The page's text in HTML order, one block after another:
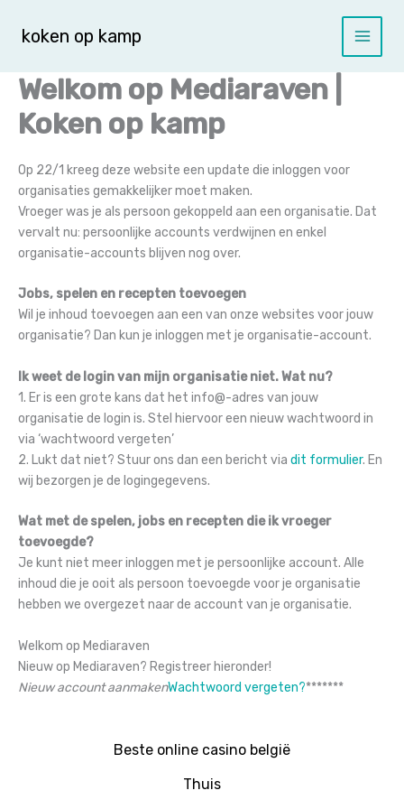
naar
inhoud
koken op kamp
Welkom op Mediaraven |
Koken op kamp
Op 22/1 kreeg deze website een update die inloggen voor
organisaties gemakkelijker moet maken.
Vroeger was je als persoon gekoppeld aan een organisatie. Dat
vervalt nu: persoonlijke accounts verdwijnen en enkel
organisatie-accounts blijven nog over.
Jobs, spelen en recepten toevoegen
Wil je inhoud toevoegen aan een van onze websites voor jouw
organisatie? Dan kun je inloggen met je organisatie-account.
Ik weet de login van mijn organisatie niet. Wat nu?
1. Er is een grote kans dat het info@-adres van jouw
organisatie de login is. Stel hiervoor een nieuw wachtwoord in
via ‘wachtwoord vergeten’
2. Lukt dat niet? Stuur ons dan een bericht via dit formulier. En
wij bezorgen je de logingegevens.
Wat met de spelen, jobs en recepten die ik vroeger
toevoegde?
Je kunt niet meer inloggen met je persoonlijke account. Alle
inhoud die je ooit als persoon toevoegde voor je organisatie
hebben we overgezet naar de account van je organisatie.
Welkom op Mediaraven
Nieuw op Mediaraven? Registreer hieronder!
Nieuw account aanmakenWachtwoord vergeten?*******
Beste online casino belgië
Thuis